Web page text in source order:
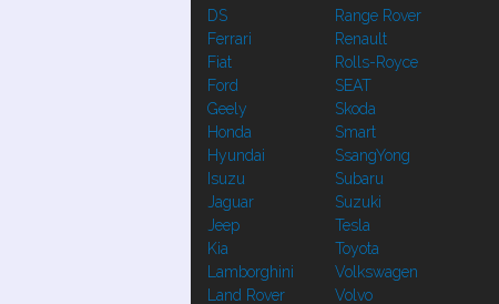
DS
Ferrari
Fiat
Ford
Geely
Honda
Hyundai
Isuzu
Jaguar
Jeep
Kia
Lamborghini
Land Rover
Range Rover
Renault
Rolls-Royce
SEAT
Skoda
Smart
SsangYong
Subaru
Suzuki
Tesla
Toyota
Volkswagen
Volvo